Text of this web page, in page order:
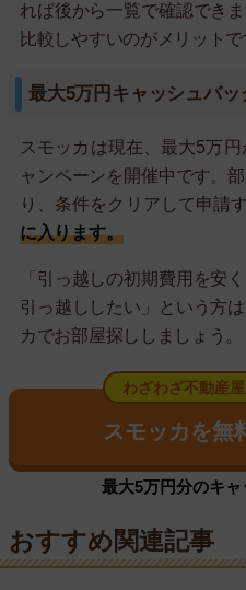
れば後から一覧で確認でき
比較しやすいのがメリットで
最大5万円キャッシュバ
スモッカは現在、最大5万
ャンペーンを開催中です。
り、条件をクリアして申請
に入ります。
「引っ越しの初期費用を安
引っ越ししたい」という方
カでお部屋探ししましょう。
わざわざ不動産
スモッカを無
最大5万円分のキ
おすすめ関連記事